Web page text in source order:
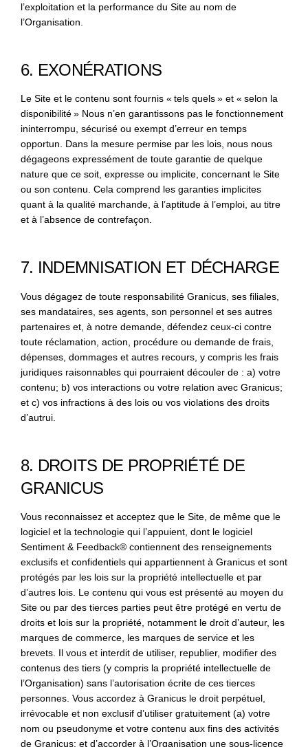
l’exploitation et la performance du Site au nom de
l’Organisation.
6. EXONÉRATIONS
Le Site et le contenu sont fournis « tels quels » et « selon la
disponibilité » Nous n’en garantissons pas le fonctionnement
ininterrompu, sécurisé ou exempt d’erreur en temps
opportun. Dans la mesure permise par les lois, nous nous
dégageons expressément de toute garantie de quelque
nature que ce soit, expresse ou implicite, concernant le Site
ou son contenu. Cela comprend les garanties implicites
quant à la qualité marchande, à l’aptitude à l’emploi, au titre
et à l’absence de contrefaçon.
7. INDEMNISATION ET DÉCHARGE
Vous dégagez de toute responsabilité Granicus, ses filiales,
ses mandataires, ses agents, son personnel et ses autres
partenaires et, à notre demande, défendez ceux-ci contre
toute réclamation, action, procédure ou demande de frais,
dépenses, dommages et autres recours, y compris les frais
juridiques raisonnables qui pourraient découler de : a) votre
contenu; b) vos interactions ou votre relation avec Granicus;
et c) vos infractions à des lois ou vos violations des droits
d’autrui.
8. DROITS DE PROPRIÉTÉ DE
GRANICUS
Vous reconnaissez et acceptez que le Site, de même que le
logiciel et la technologie qui l’appuient, dont le logiciel
Sentiment & Feedback® contiennent des renseignements
exclusifs et confidentiels qui appartiennent à Granicus et sont
protégés par les lois sur la propriété intellectuelle et par
d’autres lois. Le contenu qui vous est présenté au moyen du
Site ou par des tierces parties peut être protégé en vertu de
droits et lois sur la propriété, notamment le droit d’auteur, les
marques de commerce, les marques de service et les
brevets. Il vous et interdit de utiliser, republier, modifier des
contenus des tiers (y compris la propriété intellectuelle de
l’Organisation) sans l’autorisation écrite de ces tierces
personnes. Vous accordez à Granicus le droit perpétuel,
irrévocable et non exclusif d’utiliser gratuitement (a) votre
nom ou pseudonyme et votre contenu aux fins des activités
de Granicus; et d’accorder à l’Organisation une sous-licence